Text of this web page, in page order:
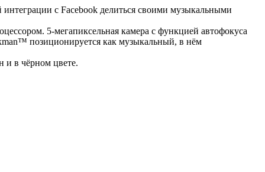
с Facebook делиться своими музыкальными
5-мегапиксельная камера с функцией автофокуса
позиционируется как музыкальный, в нём
и в чёрном цвете.